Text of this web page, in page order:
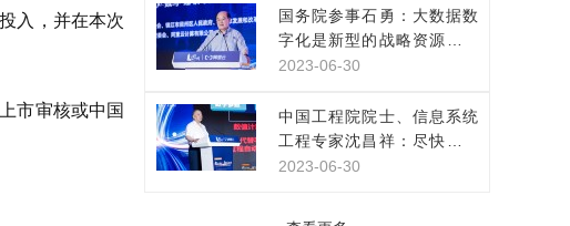
入，并在本次
市审核或中国
国务院参事石勇：大数据数
字化是新型的战略资源，正
改变人类生产生活方式
2023-06-30
中国工程院院士、信息系统
工程专家沈昌祥：尽快构建
网络安全主动免疫保障体系
2023-06-30